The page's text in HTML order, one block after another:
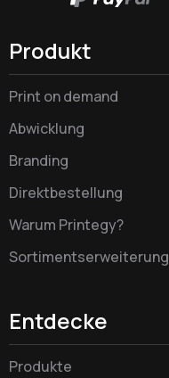
Produkt
Print on demand
Abwicklung
Branding
Direktbestellung
Warum Printegy?
Sortimentserweiterung
Entdecke
Produkte